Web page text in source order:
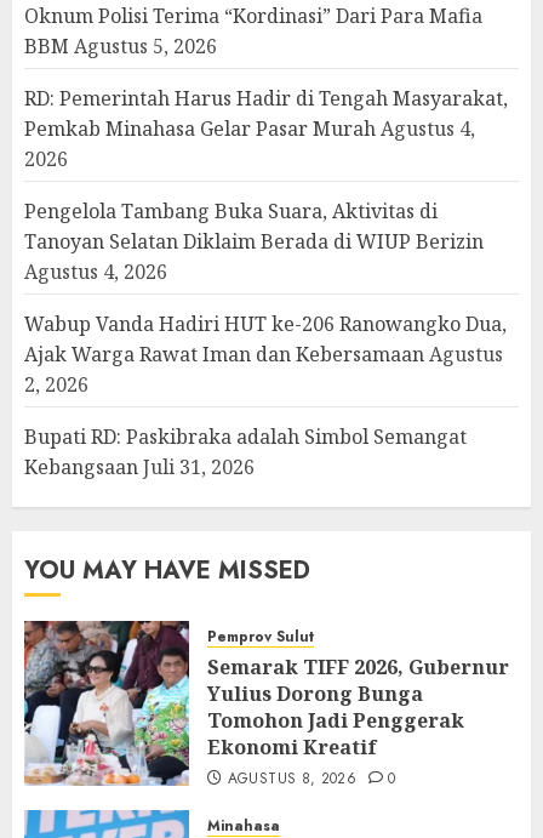
Oknum Polisi Terima “Kordinasi” Dari Para Mafia
BBM Agustus 5, 2026
RD: Pemerintah Harus Hadir di Tengah Masyarakat,
Pemkab Minahasa Gelar Pasar MurahAgustus 4,
2026
Pengelola Tambang Buka Suara, Aktivitas di
Tanoyan Selatan Diklaim Berada di WIUP Berizin
Agustus 4, 2026
Wabup Vanda Hadiri HUT ke-206 Ranowangko Dua,
Ajak Warga Rawat Iman dan KebersamaanAgustus
2, 2026
Bupati RD: Paskibraka adalah Simbol Semangat
KebangsaanJuli 31, 2026
YOU MAY HAVE MISSED
Pemprov Sulut
Semarak TIFF 2026, Gubernur
Yulius Dorong Bunga
Tomohon Jadi Penggerak
Ekonomi Kreatif
AGUSTUS 8, 2026 0
Minahasa